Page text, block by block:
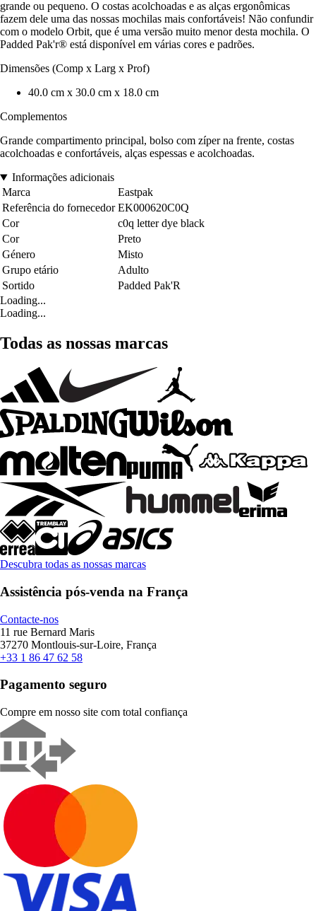
grande ou pequeno. O costas acolchoadas e as alças ergonômicas
fazem dele uma das nossas mochilas mais confortáveis! Não confundir
com o modelo Orbit, que é uma versão muito menor desta mochila. O
Padded Pak'r® está disponível em várias cores e padrões.
Dimensões (Comp x Larg x Prof)
40.0 cm x 30.0 cm x 18.0 cm
Complementos
Grande compartimento principal, bolso com zíper na frente, costas
acolchoadas e confortáveis, alças espessas e acolchoadas.
Informações adicionais
Marca
Eastpak
Referência do fornecedor EK000620C0Q
Cor
c0q letter dye black
Cor
Preto
Género
Misto
Grupo etário
Adulto
Sortido
Padded Pak'R
Loading...
Loading...
Todas as nossas marcas
Descubra todas as nossas marcas
Assistência pós-venda na França
Contacte-nos
11 rue Bernard Maris
37270 Montlouis-sur-Loire, França
+33 1 86 47 62 58
Pagamento seguro
Compre em nosso site com total confiança